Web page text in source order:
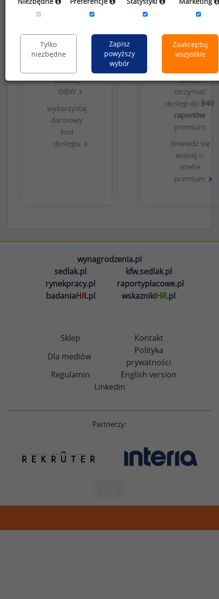
bezpłatna
ankietę
OBW
wykorzystaj
darmowy
kod
dostępu
użytkowników
premium
Chcesz
otrzymać
dostęp do 840
raportów
premium
dowiedz się
więcej o
strefie
premium
wynagrodzenia.pl
sedlak.pl
kfw.sedlak.pl
rynekpracy.pl
raportyplacowe.pl
badaniaHR.pl wskaznikiHR.pl
Sklep
Kontakt
Dla mediów
Polityka
prywatności
Regulamin
English version
Linkedin
Partnerzy:
Tylko
niezbędne
Zapisz
powyższy
wybór
Zaakceptuj
wszystkie